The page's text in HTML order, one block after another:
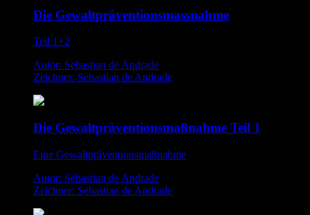
Die Gewaltpräventionsmassnahme
Teil 1+2
Autor: Sebastian de Andrade
Zeichner: Sebastian de Andrade
Die Gewaltpräventionsmaßnahme Teil 1
Eine Gewaltpräventionsmaßnahme
Autor: Sebastian de Andrade
Zeichner: Sebastian de Andrade